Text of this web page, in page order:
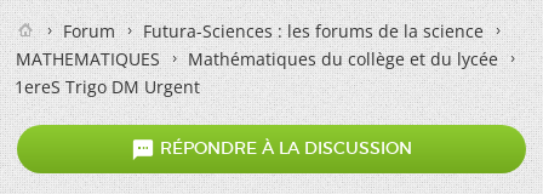
Forum
Futura-Sciences : les forums de la science
MATHEMATIQUES
Mathématiques du collège et du lycée
1ereS Trigo DM Urgent
 RÉPONDRE À LA DISCUSSION